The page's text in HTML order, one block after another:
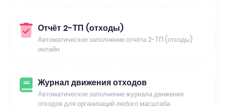
Отчёт 2-ТП (отходы)
Автоматическое заполнение отчёта 2-ТП (отходы)
онлайн
Журнал движения отходов
Автоматическое заполнение журнала движения
отходов для организаций любого масштаба